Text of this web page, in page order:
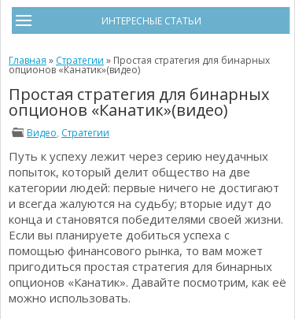
Брокеры
Видео
Инструменты
Общая информация
Определения
Опционы для начинающих
Стратегии
Торговля Kриптовалютой
ИНТЕРЕСНЫЕ СТАТЬИ
Черный список брокеров
Ошибки в бинарном трейдинге
Психологии трейдинга
Отзывы о бинарных опционах
Стратегии бинарных опционов
Добавить брокера в рейтинг
Главная » Стратегии » Простая стратегия для бинарных
опционов «Канатик»(видео)
Простая стратегия для бинарных
опционов «Канатик»(видео)
Видео, Стратегии
Путь к успеху лежит через серию неудачных
попыток, который делит общество на две
категории людей: первые ничего не достигают
и всегда жалуются на судьбу; вторые идут до
конца и становятся победителями своей жизни.
Если вы планируете добиться успеха с
помощью финансового рынка, то вам может
пригодиться простая стратегия для бинарных
опционов «Канатик». Давайте посмотрим, как её
можно использовать.